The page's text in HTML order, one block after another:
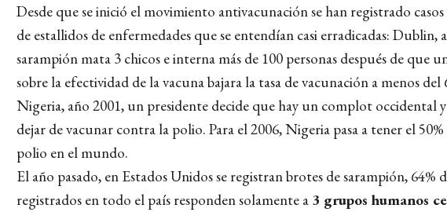
Desde que se inició el movimiento antivacunación se han registrado
de estallidos de enfermedades que se entendían casi erradicadas: Dublin,
sarampión mata 3 chicos e interna más de 100 personas después de que
sobre la efectividad de la vacuna bajara la tasa de vacunación a menos del
Nigeria, año 2001, un presidente decide que hay un complot occidental
dejar de vacunar contra la polio. Para el 2006, Nigeria pasa a tener el 50%
polio en el mundo.
El año pasado, en Estados Unidos se registran brotes de sarampión, 64%
registrados en todo el país responden solamente a 3 grupos humanos